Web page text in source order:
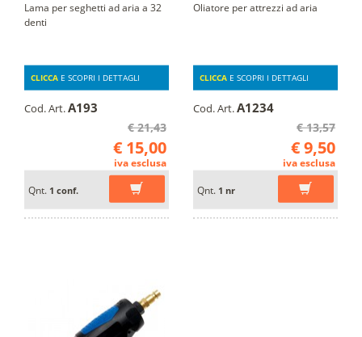
Lama per seghetti ad aria a 32
denti
CLICCA E SCOPRI I DETTAGLI
Cod. Art.A193
€ 21,43
€ 15,00
iva esclusa
Qnt. 1 conf.
Oliatore per attrezzi ad aria
CLICCA E SCOPRI I DETTAGLI
Cod. Art.A1234
€ 13,57
€ 9,50
iva esclusa
Qnt. 1 nr